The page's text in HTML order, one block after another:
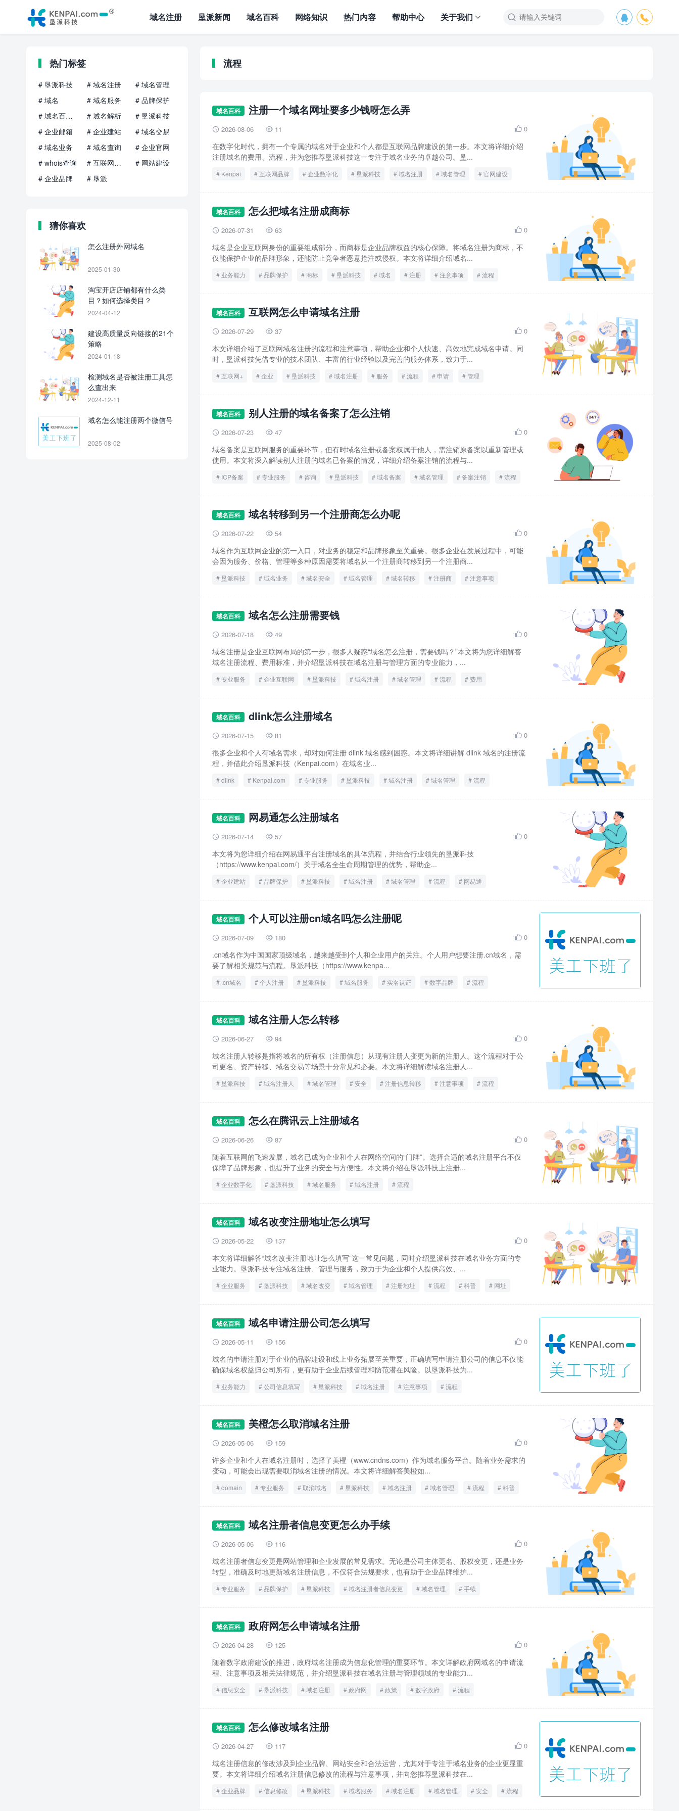
 

域名注册 垦派新闻 域名百科 网络知识 热门内容 帮助中心 关于我们
流程
域名百科 注册一个域名网址要多少钱呀怎么弄
 2026-08-06  11  0
在数字化时代，拥有一个专属的域名对于企业和个人都是互联网品牌建设的第一步。本文将详细介绍
注册域名的费用、流程，并为您推荐垦派科技这一专注于域名业务的卓越公司。垦...
Kenpai 互联网品牌 企业数字化 垦派科技 域名注册 域名管理
官网建设
域名百科 怎么把域名注册成商标
 2026-07-31  63  0
域名是企业互联网身份的重要组成部分，而商标是企业品牌权益的核心保障。将域名注册为商标，不
仅能保护企业的品牌形象，还能防止竞争者恶意抢注或侵权。本文将详细介绍域名...
业务能力 品牌保护 商标 垦派科技 域名 注册 注意事项 流程
域名百科 互联网怎么申请域名注册
 2026-07-29  37  0
本文详细介绍了互联网域名注册的流程和注意事项，帮助企业和个人快速、高效地完成域名申请。同
时，垦派科技凭借专业的技术团队、丰富的行业经验以及完善的服务体系，致力于...
互联网+ 企业 垦派科技 域名注册 服务 流程 申请 管理
域名百科 别人注册的域名备案了怎么注销
 2026-07-23  47  0
域名备案是互联网服务的重要环节，但有时域名注册或备案权属于他人，需注销原备案以重新管理或
使用。本文将深入解读别人注册的域名已备案的情况，详细介绍备案注销的流程与...
ICP备案 专业服务 咨询 垦派科技 域名备案 域名管理 备案注销 流程
域名百科 域名转移到另一个注册商怎么办呢
 2026-07-22  54  0
域名作为互联网企业的第一入口，对业务的稳定和品牌形象至关重要。很多企业在发展过程中，可能
会因为服务、价格、管理等多种原因需要将域名从一个注册商转移到另一个注册商...
垦派科技 域名业务 域名安全 域名管理 域名转移 注册商
注意事项
域名百科 域名怎么注册需要钱
 2026-07-18  49  0
域名注册是企业互联网布局的第一步，很多人疑惑“域名怎么注册，需要钱吗？”本文将为您详细解答
域名注册流程、费用标准，并介绍垦派科技在域名注册与管理方面的专业能力，...
专业服务 企业互联网 垦派科技 域名注册 域名管理 流程 费用
域名百科 dlink怎么注册域名
 2026-07-15  81  0
很多企业和个人有域名需求，却对如何注册 dlink 域名感到困惑。本文将详细讲解 dlink 域名的注册流
程，并借此介绍垦派科技（Kenpai.com）在域名业...
dlink Kenpai.com 专业服务 垦派科技 域名注册 域名管理 流程
域名百科 网易通怎么注册域名
 2026-07-14  57  0
本文将为您详细介绍在网易通平台注册域名的具体流程，并结合行业领先的垦派科技
（https://www.kenpai.com/）关于域名全生命周期管理的优势，帮助企...
企业建站 品牌保护 垦派科技 域名注册 域名管理 流程 网易通
域名百科 个人可以注册cn域名吗怎么注册呢
 2026-07-09  180  0
.cn域名作为中国国家顶级域名，越来越受到个人和企业用户的关注。个人用户想要注册.cn域名，需
要了解相关规范与流程。垦派科技（https://www.kenpa...
.cn域名 个人注册 垦派科技 域名服务 实名认证 数字品牌 流程
域名百科 域名注册人怎么转移
 2026-06-27  94  0
域名注册人转移是指将域名的所有权（注册信息）从现有注册人变更为新的注册人。这个流程对于公
司更名、资产转移、域名交易等场景十分常见和必要。本文将详细解读域名注册人...
垦派科技 域名注册人 域名管理 安全 注册信息转移 注意事项 流程
域名百科 怎么在腾讯云上注册域名
 2026-06-26  87  0
随着互联网的飞速发展，域名已成为企业和个人在网络空间的“门牌”。选择合适的域名注册平台不仅
保障了品牌形象，也提升了业务的安全与方便性。本文将介绍在垦派科技上注册...
企业数字化 垦派科技 域名服务 域名注册 流程
域名百科 域名改变注册地址怎么填写
 2026-05-22  137  0
本文将详细解答“域名改变注册地址怎么填写”这一常见问题，同时介绍垦派科技在域名业务方面的专
业能力。垦派科技专注域名注册、管理与服务，致力于为企业和个人提供高效、...
企业服务 垦派科技 域名改变 域名管理 注册地址 流程 科普 网址
域名百科 域名申请注册公司怎么填写
 2026-05-11  156  0
域名的申请注册对于企业的品牌建设和线上业务拓展至关重要，正确填写申请注册公司的信息不仅能
确保域名权益归公司所有，更有助于企业后续管理和防范潜在风险。以垦派科技为...
业务能力 公司信息填写 垦派科技 域名注册 注意事项 流程
域名百科 美橙怎么取消域名注册
 2026-05-06  159  0
许多企业和个人在域名注册时，选择了美橙（www.cndns.com）作为域名服务平台。随着业务需求的
变动，可能会出现需要取消域名注册的情况。本文将详细解答美橙如...
domain 专业服务 取消域名 垦派科技 域名注册 域名管理 流程
科普
域名百科 域名注册者信息变更怎么办手续
 2026-05-06  116  0
域名注册者信息变更是网站管理和企业发展的常见需求。无论是公司主体更名、股权变更，还是业务
转型，准确及时地更新域名注册信息，不仅符合法规要求，也有助于企业品牌维护...
专业服务 品牌保护 垦派科技 域名注册者信息变更 域名管理
手续
域名百科 政府网怎么申请域名注册
 2026-04-28  125  0
随着数字政府建设的推进，政府域名注册成为信息化管理的重要环节。本文详解政府网域名的申请流
程、注意事项及相关法律规范，并介绍垦派科技在域名注册与管理领域的专业能力...
信息安全 垦派科技 域名注册 政府网 政策 数字政府 流程
域名百科 怎么修改域名注册
 2026-04-27  117  0
域名注册信息的修改涉及到企业品牌、网站安全和合法运营，尤其对于专注于域名业务的企业更显重
要。本文将详细介绍域名注册信息修改的流程与注意事项，并向您推荐垦派科技在...
企业品牌 信息修改 垦派科技 域名服务 域名注册 域名管理 安全 流程
热门标签
# 垦派科技 # 域名注册
# 域名管理
# 域名
# 域名服务
# 品牌保护
# 域名百科知识
# 域名解析
# 垦派科技
# 企业邮箱
# 企业建站
# 域名交易
# 域名业务
# 域名查询
# 企业官网
# whois查询
# 互联网品牌
# 网站建设
# 企业品牌
# 垦派
猜你喜欢
怎么注册外网域名
2025-01-30
淘宝开店店铺都有什么类
目？如何选择类目？
2024-04-12
建设高质量反向链接的21个
策略
2024-01-18
检测域名是否被注册工具怎
么查出来
2024-12-11
域名怎么能注册两个微信号
2025-08-02